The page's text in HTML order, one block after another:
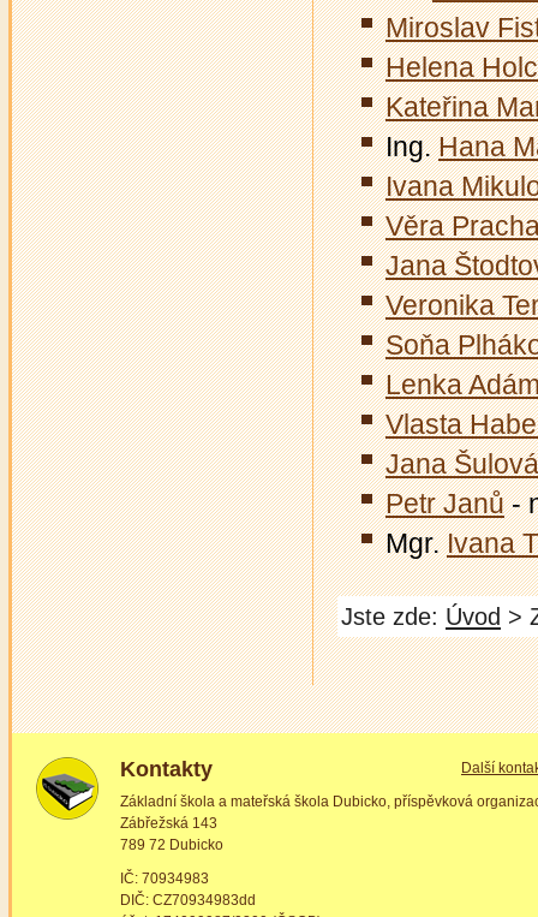
Miroslav
Helena
Kateřina
Ing.Hana
Ivana
Věra
Jana
Veronika
Soňa
Lenka
Vlasta
Jana Šulová
Petr Janů-
Mgr.Ivana
Jste zde: Úvod >
Kontakty Další
Základní škola a mateřská škola Dubicko, příspěvková
Zábřežská 143
789 72 Dubicko
IČ: 70934983
DIČ: CZ70934983dd